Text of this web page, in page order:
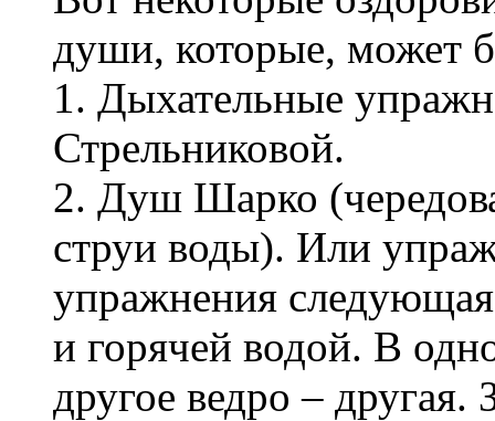
души, которые, может
1. Дыхательные
Стрельниковой.
2. Душ Шарко
струи воды). Или
упражнения
и горячей водой. В
другое ведро – другая.